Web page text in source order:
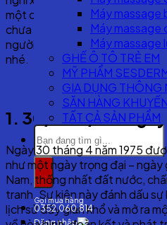
Máy massage
Máy massage
Máy massage
GHẾ Ô TÔ TRẺ EM
MỸ PHẨM
GIA DỤNG THÔNG
SĂN HÀNG
TẤT CẢ SẢN PHẨM
Search
for:
Gọi mua hàng
0352.060.814
Đăng nhập
một chuyến du lịch 30/4 đúng
chưa biết đi đâu để trải
người, hãy để Hometech gợi ý
nhé.
1. 30/4 – 1/5 là ngày
Ngày 30 tháng 4 năm 1975
như một ngày trọng đại – ngày
Nam, thống nhất đất nước,
tranh. Sự kiện này đánh dấu
lịch sử đầy gian khổ và mở ra